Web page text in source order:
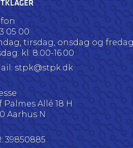
05 00
tirsdag, onsdag og
kl. 8.00-16.00
stpk@stpk.dk
Palmes Allé 18 H
Aarhus N
39850885